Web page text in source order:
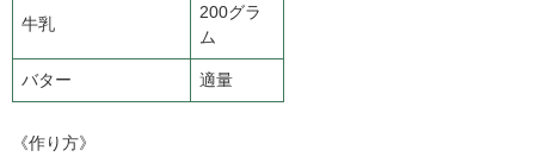
牛乳
200グラ
ム
バター 適量
《作り方》